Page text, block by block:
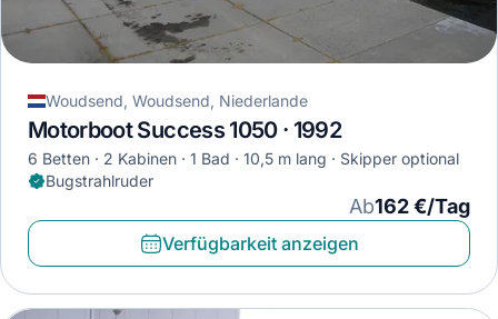
Woudsend, Woudsend, Niederlande
Motorboot Success 1050 · 1992
6 Betten 2 Kabinen 1 Bad 10,5 m lang
Skipper optional
Bugstrahlruder
Ab162 €/Tag
Verfügbarkeit anzeigen